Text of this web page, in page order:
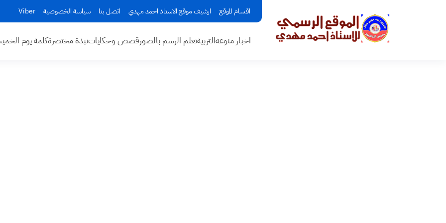
اقسام الموقع ارشيف موقع الاستاذ احمد مهدي اتصل بنا سياسة الخصوصية Viber
اخبار منوعهالتربيةتعلم الرسم بالصورقصص وحكاياتنبذة مختصرةكلمة يوم